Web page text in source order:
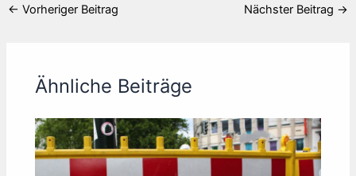
← Vorheriger Beitrag Nächster Beitrag →
Ähnliche Beiträge